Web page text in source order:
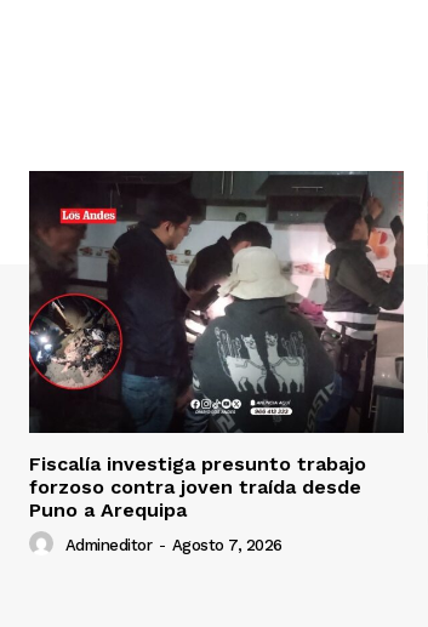
Fiscalía investiga presunto trabajo
forzoso contra joven traída desde
Puno a Arequipa
Admineditor - Agosto 7, 2026